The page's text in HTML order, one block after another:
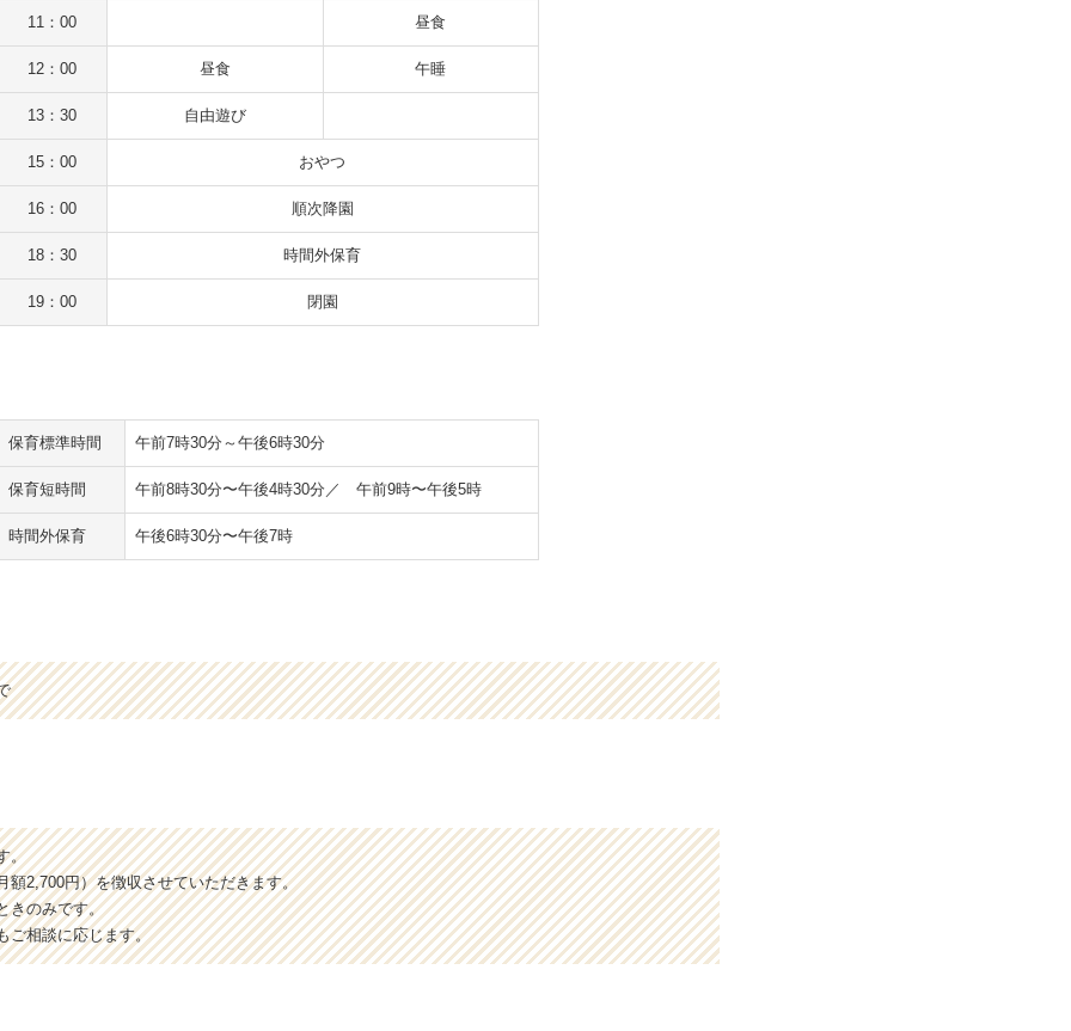
11：00 昼食
12：00 昼食 午睡
13：30 自由遊び
15：00 おやつ
16：00 順次降園
18：30 時間外保育
19：00 閉園
保育標準時間 午前7時30分～午後6時30分
保育短時間 午前8時30分〜午後4時30分 ／ 午前9時〜午後5時
時間外保育 午後6時30分〜午後7時
。
額2,700円）を徴収させていただきます。
きのみです。
ご相談に応じます。